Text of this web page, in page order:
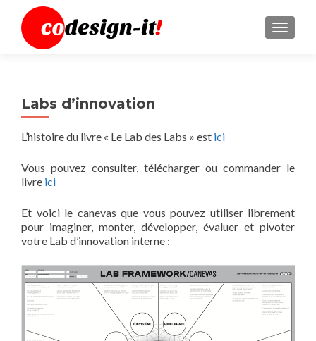
MENU
Labs d’innovation
L’histoire du livre « Le Lab des Labs » est ici
Vous pouvez consulter, télécharger ou commander le
livre ici
Et voici le canevas que vous pouvez utiliser librement
pour imaginer, monter, développer, évaluer et pivoter
votre Lab d’innovation interne :